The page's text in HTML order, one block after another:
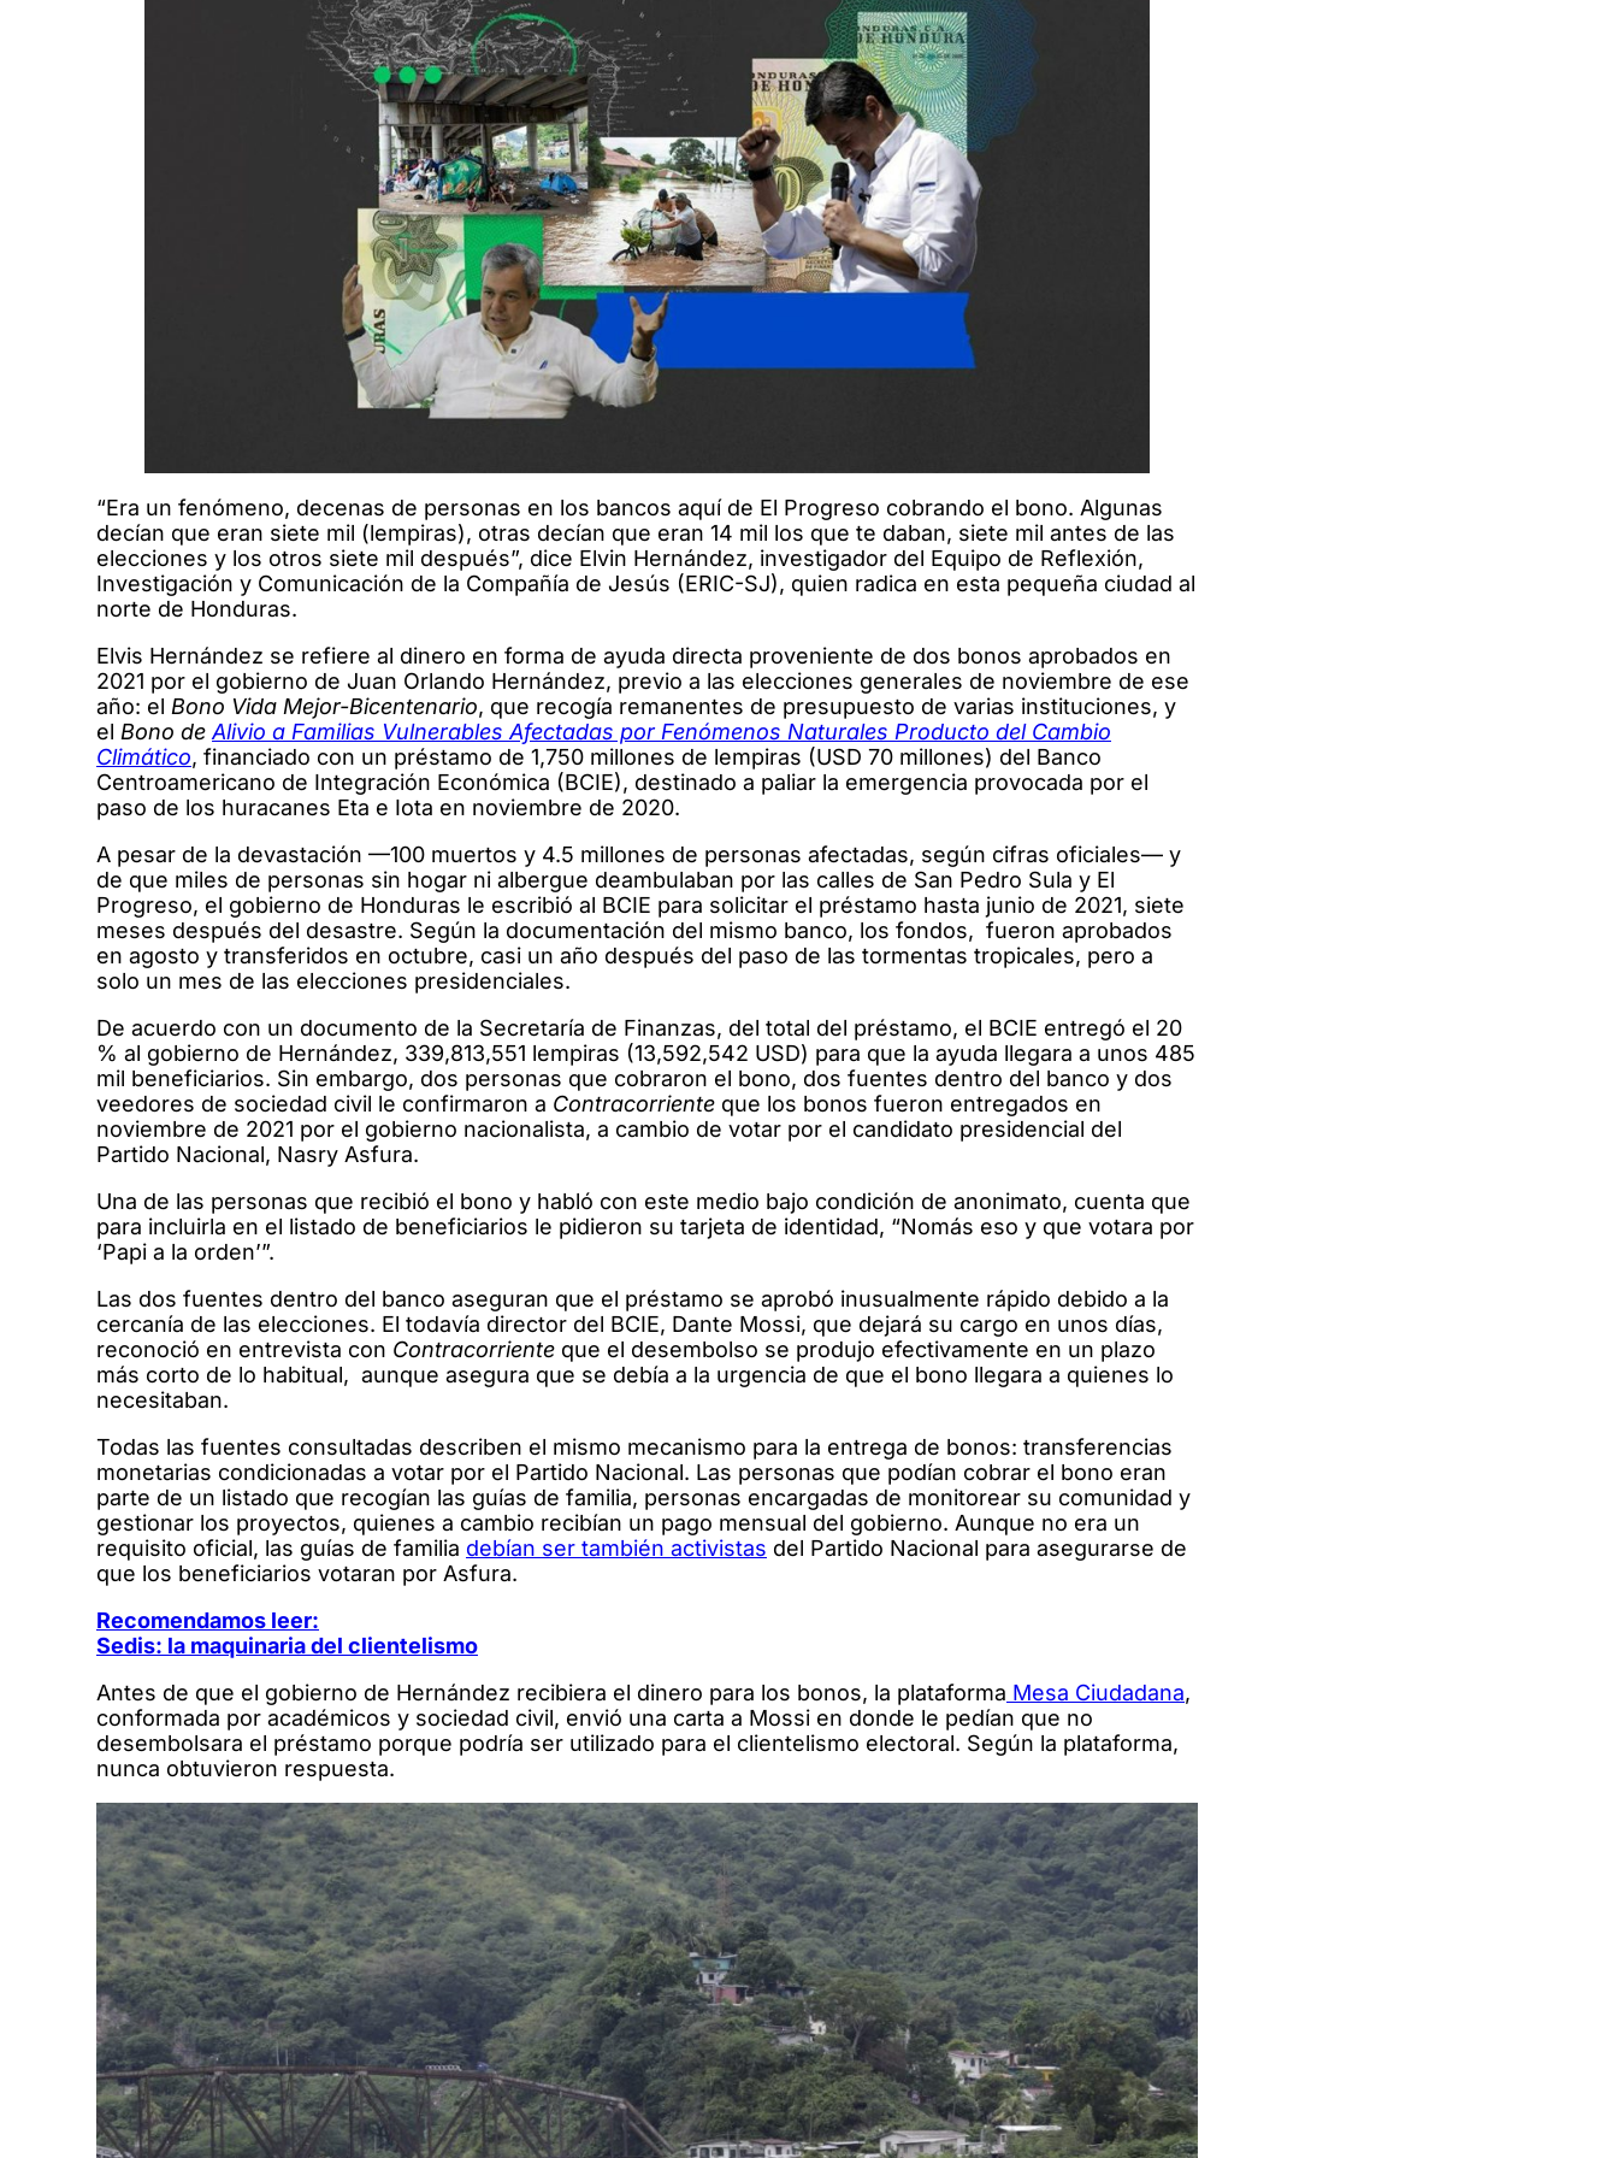
“Era un fenómeno, decenas de personas en los bancos aquí de El Progreso cobrando el bono. Algunas
decían que eran siete mil (lempiras), otras decían que eran 14 mil los que te daban, siete mil antes de las
elecciones y los otros siete mil después”, dice Elvin Hernández, investigador del Equipo de Reflexión,
Investigación y Comunicación de la Compañía de Jesús (ERIC-SJ), quien radica en esta pequeña ciudad al
norte de Honduras.
Elvis Hernández se refiere al dinero en forma de ayuda directa proveniente de dos bonos aprobados en
2021 por el gobierno de Juan Orlando Hernández, previo a las elecciones generales de noviembre de ese
año: el Bono Vida Mejor-Bicentenario, que recogía remanentes de presupuesto de varias instituciones, y
el Bono de Alivio a Familias Vulnerables Afectadas por Fenómenos Naturales Producto del Cambio
Climático, financiado con un préstamo de 1,750 millones de lempiras (USD 70 millones) del Banco
Centroamericano de Integración Económica (BCIE), destinado a paliar la emergencia provocada por el
paso de los huracanes Eta e Iota en noviembre de 2020.
A pesar de la devastación —100 muertos y 4.5 millones de personas afectadas, según cifras oficiales— y
de que miles de personas sin hogar ni albergue deambulaban por las calles de San Pedro Sula y El
Progreso, el gobierno de Honduras le escribió al BCIE para solicitar el préstamo hasta junio de 2021, siete
meses después del desastre. Según la documentación del mismo banco, los fondos, fueron aprobados
en agosto y transferidos en octubre, casi un año después del paso de las tormentas tropicales, pero a
solo un mes de las elecciones presidenciales.
De acuerdo con un documento de la Secretaría de Finanzas, del total del préstamo, el BCIE entregó el 20
% al gobierno de Hernández, 339,813,551 lempiras (13,592,542 USD) para que la ayuda llegara a unos 485
mil beneficiarios. Sin embargo, dos personas que cobraron el bono, dos fuentes dentro del banco y dos
veedores de sociedad civil le confirmaron a Contracorriente que los bonos fueron entregados en
noviembre de 2021 por el gobierno nacionalista, a cambio de votar por el candidato presidencial del
Partido Nacional, Nasry Asfura.
Una de las personas que recibió el bono y habló con este medio bajo condición de anonimato, cuenta que
para incluirla en el listado de beneficiarios le pidieron su tarjeta de identidad, “Nomás eso y que votara por
‘Papi a la orden’”.
Las dos fuentes dentro del banco aseguran que el préstamo se aprobó inusualmente rápido debido a la
cercanía de las elecciones. El todavía director del BCIE, Dante Mossi, que dejará su cargo en unos días,
reconoció en entrevista con Contracorriente que el desembolso se produjo efectivamente en un plazo
más corto de lo habitual, aunque asegura que se debía a la urgencia de que el bono llegara a quienes lo
necesitaban.
Todas las fuentes consultadas describen el mismo mecanismo para la entrega de bonos: transferencias
monetarias condicionadas a votar por el Partido Nacional. Las personas que podían cobrar el bono eran
parte de un listado que recogían las guías de familia, personas encargadas de monitorear su comunidad y
gestionar los proyectos, quienes a cambio recibían un pago mensual del gobierno. Aunque no era un
requisito oficial, las guías de familia debían ser también activistas del Partido Nacional para asegurarse de
que los beneficiarios votaran por Asfura.
Recomendamos leer:
Sedis: la maquinaria del clientelismo:
préstamo
del
BCIE
emergencia
de
Eta
e
Iota
que
JOH
utilizó
para
comprar
votos
Antes de que el gobierno de Hernández recibiera el dinero para los bonos, la plataforma Mesa Ciudadana,
conformada por académicos y sociedad civil, envió una carta a Mossi en donde le pedían que no
desembolsara el préstamo porque podría ser utilizado para el clientelismo electoral. Según la plataforma,
nunca obtuvieron respuesta.